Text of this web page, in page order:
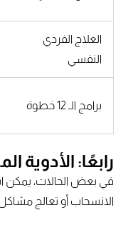
العلاج الفردي
النفسي
برامج الـ 12 خطوة
رابعًا: الأدوية
في بعض الحالات، يمكن
الانسحاب أو تعالج مشاكل